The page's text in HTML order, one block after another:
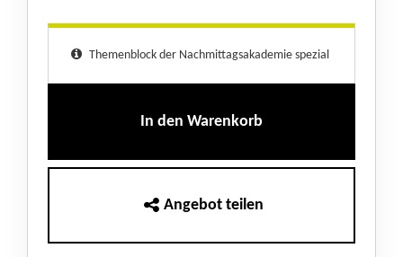
Themenblock der Nachmittagsakademie spezial
In den Warenkorb
Angebot teilen